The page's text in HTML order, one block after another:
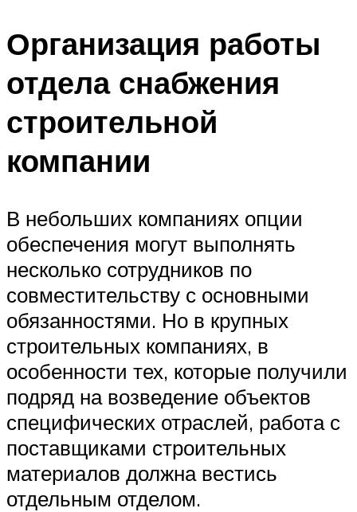
Организация работы
отдела снабжения
строительной
компании
В небольших компаниях опции
обеспечения могут выполнять
несколько сотрудников по
совместительству с основными
обязанностями. Но в крупных
строительных компаниях, в
особенности тех, которые получили
подряд на возведение объектов
специфических отраслей, работа с
поставщиками строительных
материалов должна вестись
отдельным отделом.